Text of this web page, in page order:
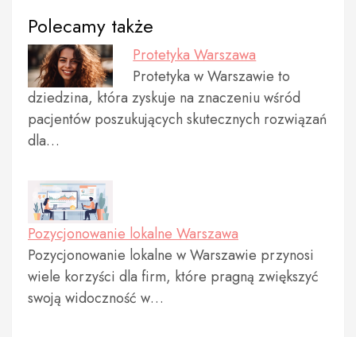
Polecamy także
Protetyka Warszawa
Protetyka w Warszawie to
dziedzina, która zyskuje na znaczeniu wśród
pacjentów poszukujących skutecznych rozwiązań
dla…
Pozycjonowanie lokalne Warszawa
Pozycjonowanie lokalne w Warszawie przynosi
wiele korzyści dla firm, które pragną zwiększyć
swoją widoczność w…